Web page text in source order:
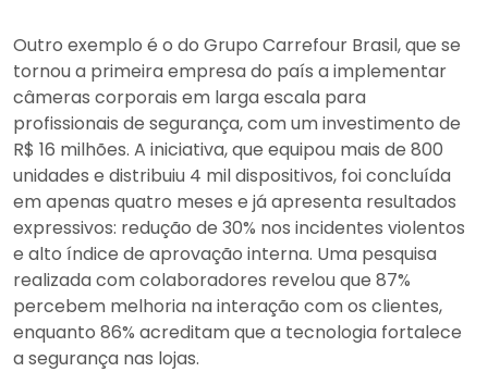
Outro exemplo é o do Grupo Carrefour Brasil, que se
tornou a primeira empresa do país a implementar
câmeras corporais em larga escala para
profissionais de segurança, com um investimento de
R$ 16 milhões. A iniciativa, que equipou mais de 800
unidades e distribuiu 4 mil dispositivos, foi concluída
em apenas quatro meses e já apresenta resultados
expressivos: redução de 30% nos incidentes violentos
e alto índice de aprovação interna. Uma pesquisa
realizada com colaboradores revelou que 87%
percebem melhoria na interação com os clientes,
enquanto 86% acreditam que a tecnologia fortalece
a segurança nas lojas.